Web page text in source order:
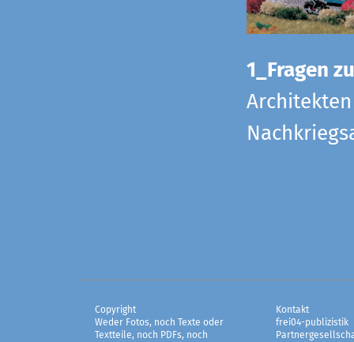
1_Fragen
Copyright
Weder Fotos, noch Texte oder
Textteile, noch PDFs, noch
Kontakt
frei04-publizistik